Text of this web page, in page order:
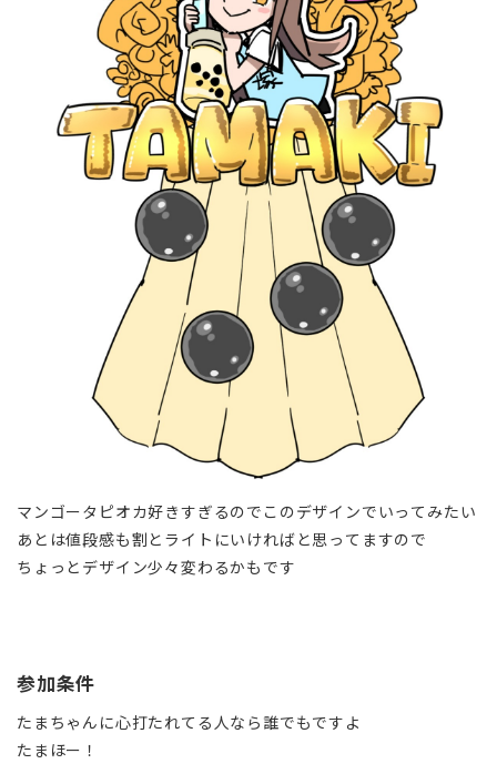
マンゴータピオカ好きすぎるのでこのデザインでいってみたい
あとは値段感も割とライトにいければと思ってますので
ちょっとデザイン少々変わるかもです
参加条件
たまちゃんに心打たれてる人なら誰でもですよ
たまほー！